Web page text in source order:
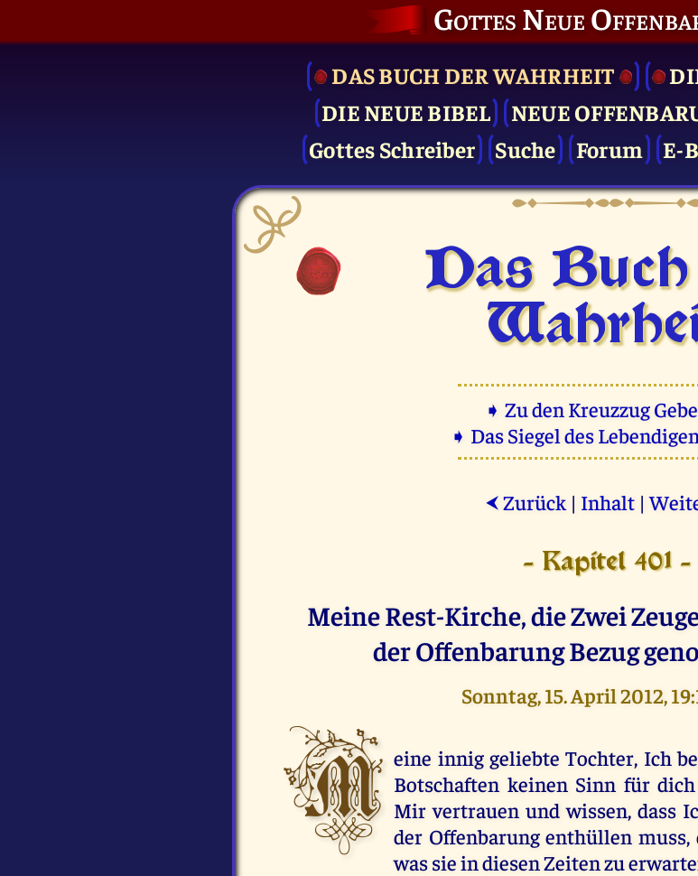
Gottes Neue
DAS BUCH DER WAHRHEIT
DIE NEUE BIBEL
NEUE
Gottes Schreiber
Suche Forum E-
Das Buch
➧ Zu den Kreuzzug
➧ Das Siegel des
⮜ Zurück | Inhalt |
- Kapitel 401 -
Meine Rest-Kirche, die Zwei
der Offenbarung Bezug
Sonntag, 15. April 2012,
M eine innig geliebte Tochter, Ich
Botschaften keinen Sinn für
Mir vertrauen und wissen, dass
der Offenbarung enthüllen
was sie in diesen Zeiten zu